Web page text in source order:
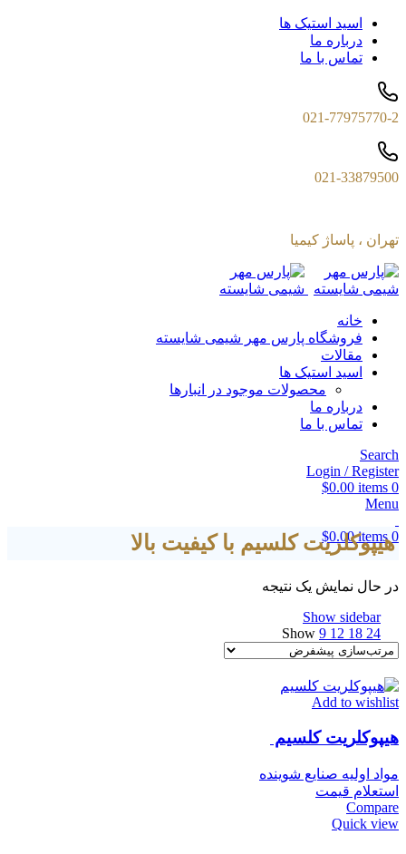
اسید استیک ها
درباره ما
تماس با ما
021-77975770-2
021-33879500
تهران ، پاساژ کیمیا
خانه
فروشگاه پارس مهر شیمی شایسته
مقالات
اسید استیک ها
محصولات موجود در انبارها
درباره ما
تماس با ما
Search
Login / Register
0
items
$0.00
Menu
0
items
$0.00
هیپوکلریت کلسیم با کیفیت بالا
در حال نمایش یک نتیجه
Show sidebar
Show 9 12 18 24
Add to wishlist
هیپوکلریت کلسیم
مواد اولیه صنایع شوینده
استعلام قیمت
Compare
Quick view